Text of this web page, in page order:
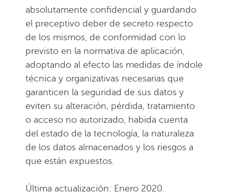
absolutamente confidencial y guardando
el preceptivo deber de secreto respecto
de los mismos, de conformidad con lo
previsto en la normativa de aplicación,
adoptando al efecto las medidas de índole
técnica y organizativas necesarias que
garanticen la seguridad de sus datos y
eviten su alteración, pérdida, tratamiento
o acceso no autorizado, habida cuenta
del estado de la tecnología, la naturaleza
de los datos almacenados y los riesgos a
que están expuestos.
Última actualización: Enero 2020.